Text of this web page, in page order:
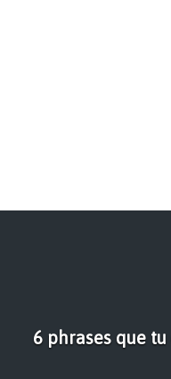
6 phrases que